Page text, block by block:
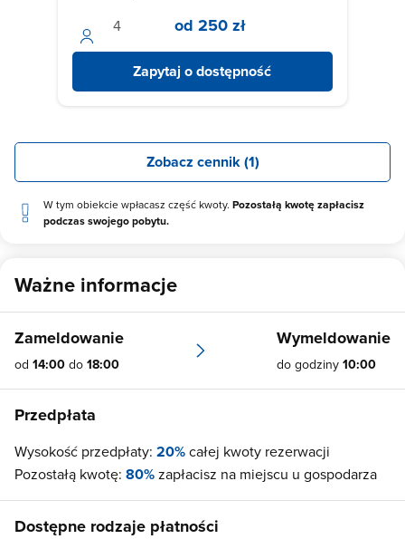
od 250 zł
Zapytaj o dostępność
Zobacz cennik (1)
W tym obiekcie wpłacasz część kwoty. Pozostałą kwotę zapłacisz
podczas swojego pobytu.
Ważne informacje
Zameldowanie
od 14:00 do 18:00
Wymeldowanie
do godziny 10:00
Przedpłata
Wysokość przedpłaty: 20%całej kwoty rezerwacji
Pozostałą kwotę: 80%zapłacisz na miejscu u gospodarza
Dostępne rodzaje płatności